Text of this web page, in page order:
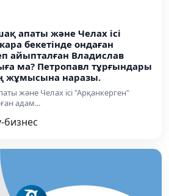
апаты және Челах ісі
бекетінде ондаған
айыпталған Владислав
ма? Петропавл тұрғындары
жұмысына наразы.
және Челах ісі "Арқанкерген"
адам...